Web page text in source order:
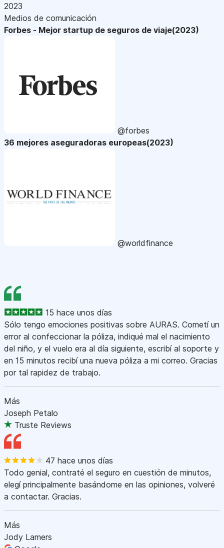
2023
Medios de comunicación
Forbes - Mejor startup de seguros de viaje(2023)
@forbes
36 mejores aseguradoras europeas(2023)
@worldfinance
15 hace unos días
Sólo tengo emociones positivas sobre AURAS. Cometí un
error al confeccionar la póliza, indiqué mal el nacimiento
del niño, y el vuelo era al día siguiente, escribí al soporte y
en 15 minutos recibí una nueva póliza a mi correo. Gracias
por tal rapidez de trabajo.
Más
Joseph Petalo
Truste Reviews
47 hace unos días
Todo genial, contraté el seguro en cuestión de minutos,
elegí principalmente basándome en las opiniones, volveré
a contactar. Gracias.
Más
Jody Lamers